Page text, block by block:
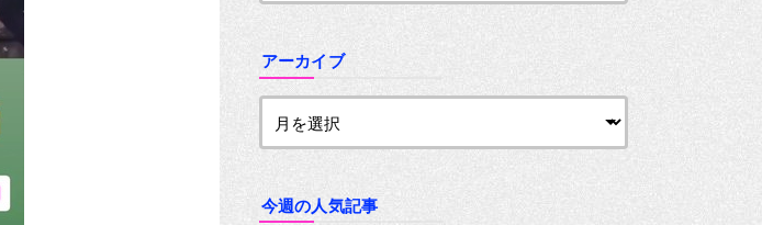
アーカイブ
今週の人気記事